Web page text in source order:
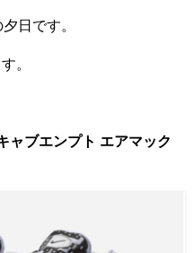
日です。
。
ャブエンプト エアマック